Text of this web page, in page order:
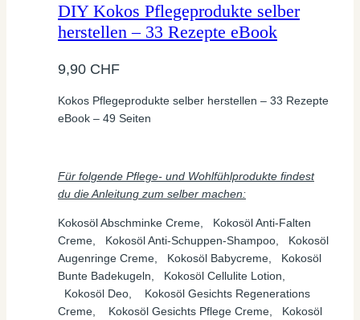
DIY Kokos Pflegeprodukte selber
herstellen – 33 Rezepte eBook
9,90 CHF
Kokos Pflegeprodukte selber herstellen – 33 Rezepte
eBook – 49 Seiten
Für folgende Pflege- und Wohlfühlprodukte findest
du die Anleitung zum selber machen:
Kokosöl Abschminke Creme, Kokosöl Anti-Falten
Creme, Kokosöl Anti-Schuppen-Shampoo, Kokosöl
Augenringe Creme, Kokosöl Babycreme, Kokosöl
Bunte Badekugeln, Kokosöl Cellulite Lotion,
Kokosöl Deo, Kokosöl Gesichts Regenerations
Creme, Kokosöl Gesichts Pflege Creme, Kokosöl